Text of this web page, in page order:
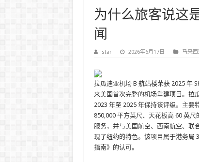
为什么旅客说这
闻
star 2026年6月17日 马来西
拉瓜迪亚机场 B 航站楼荣获 2025 年
来美国首次完整的机场重建项目。拉
2023 年至 2025 年保持该评级。主要
850,000 平方英尺、天花板高 60 英
服务，并与美国航空、西南航空、联
现了纽约的特色。该项目属于港务局
指南》的认可。